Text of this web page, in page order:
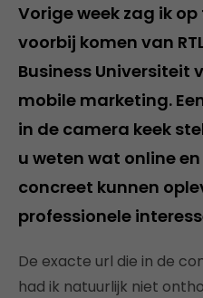
Vorige week zag ik
voorbij komen van
Business Universiteit
mobile marketing.
in de camera keek
u weten wat online
concreet kunnen
professionele
De exacte url die in de
had ik natuurlijk niet